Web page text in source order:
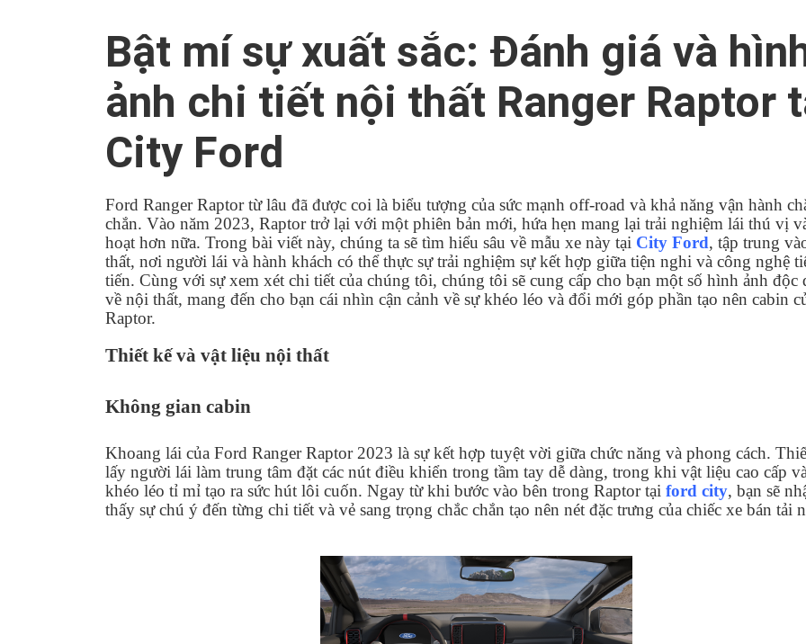
Bật mí sự xuất sắc: Đánh giá và
ảnh chi tiết nội thất Ranger Raptor
City Ford
Ford Ranger Raptor từ lâu đã được coi là biểu tượng của sức mạnh off-road và khả năng vận hành
chắn. Vào năm 2023, Raptor trở lại với một phiên bản mới, hứa hẹn mang lại trải nghiệm lái thú vị
hoạt hơn nữa. Trong bài viết này, chúng ta sẽ tìm hiểu sâu về mẫu xe này tại City Ford, tập trung
thất, nơi người lái và hành khách có thể thực sự trải nghiệm sự kết hợp giữa tiện nghi và công nghệ
tiến. Cùng với sự xem xét chi tiết của chúng tôi, chúng tôi sẽ cung cấp cho bạn một số hình ảnh độc
về nội thất, mang đến cho bạn cái nhìn cận cảnh về sự khéo léo và đổi mới góp phần tạo nên cabin
Raptor.
Thiết kế và vật liệu nội thất
Không gian cabin
Khoang lái của Ford Ranger Raptor 2023 là sự kết hợp tuyệt vời giữa chức năng và phong cách.
lấy người lái làm trung tâm đặt các nút điều khiển trong tầm tay dễ dàng, trong khi vật liệu cao cấp
khéo léo tỉ mỉ tạo ra sức hút lôi cuốn. Ngay từ khi bước vào bên trong Raptor tại ford city, bạn sẽ
thấy sự chú ý đến từng chi tiết và vẻ sang trọng chắc chắn tạo nên nét đặc trưng của chiếc xe bán tải